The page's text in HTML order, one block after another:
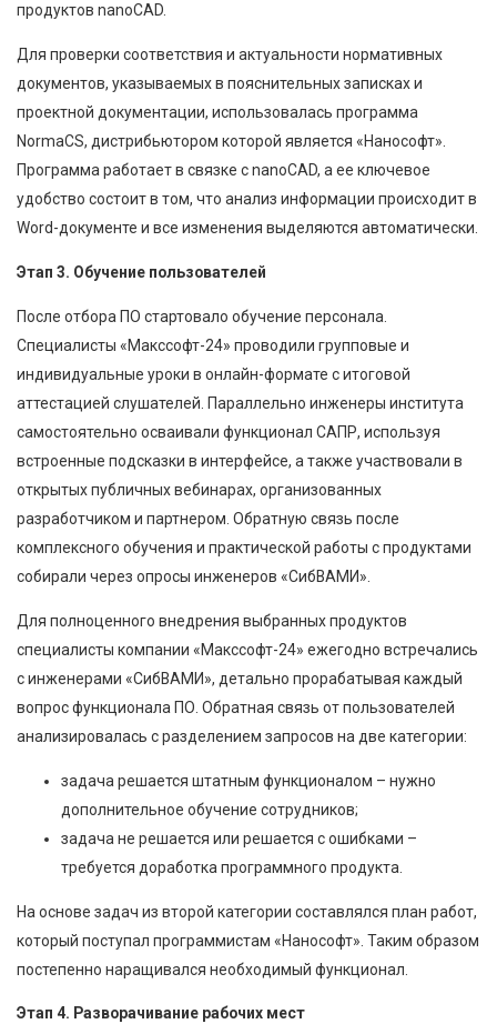
продуктов nanoCAD.
Для проверки соответствия и актуальности нормативных
документов, указываемых в пояснительных записках и
проектной документации, использовалась программа
NormaCS, дистрибьютором которой является «Нанософт».
Программа работает в связке с nanoCAD, а ее ключевое
удобство состоит в том, что анализ информации происходит в
Word-документе и все изменения выделяются автоматически.
Этап 3. Обучение пользователей
После отбора ПО стартовало обучение персонала.
Специалисты «Макссофт-24» проводили групповые и
индивидуальные уроки в онлайн-формате с итоговой
аттестацией слушателей. Параллельно инженеры института
самостоятельно осваивали функционал САПР, используя
встроенные подсказки в интерфейсе, а также участвовали в
открытых публичных вебинарах, организованных
разработчиком и партнером. Обратную связь после
комплексного обучения и практической работы с продуктами
собирали через опросы инженеров «СибВАМИ».
Для полноценного внедрения выбранных продуктов
специалисты компании «Макссофт-24» ежегодно встречались
с инженерами «СибВАМИ», детально прорабатывая каждый
вопрос функционала ПО. Обратная связь от пользователей
анализировалась с разделением запросов на две категории:
задача решается штатным функционалом – нужно
дополнительное обучение сотрудников;
задача не решается или решается с ошибками –
требуется доработка программного продукта.
На основе задач из второй категории составлялся план работ,
который поступал программистам «Нанософт». Таким образом
постепенно наращивался необходимый функционал.
Этап 4. Разворачивание рабочих мест